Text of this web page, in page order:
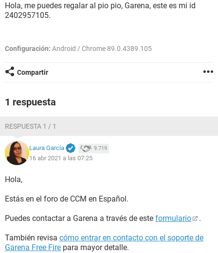
Hola, me puedes regalar al pio pio, Garena, este es mi id
2402957105.
Configuración: Android / Chrome 89.0.4389.105
Compartir
1 respuesta
RESPUESTA 1 / 1
Laura García 9.719
16 abr 2021 a las 07:25
Hola,
Estás en el foro de CCM en Español.
Puedes contactar a Garena a través de este formulario .
También revisa cómo entrar en contacto con el soporte de
Garena Free Fire para mayor detalle.